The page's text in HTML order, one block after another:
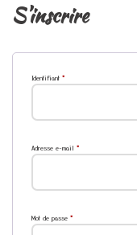
S’inscrire
Identifiant *
Adresse e-mail *
Mot de passe *